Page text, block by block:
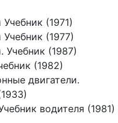
(1971)
(1977)
Учебник (1987)
(1982)
двигатели.
водителя (1981)